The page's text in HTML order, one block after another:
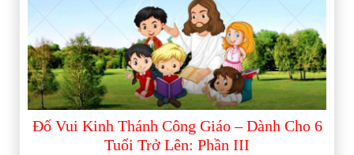
Đố Vui Kinh Thánh Công Giáo – Dành Cho 6
Tuổi Trở Lên: Phần III